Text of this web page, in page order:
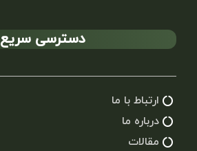
دسترسی سریع
ارتباط با ما
درباره ما
مقالات